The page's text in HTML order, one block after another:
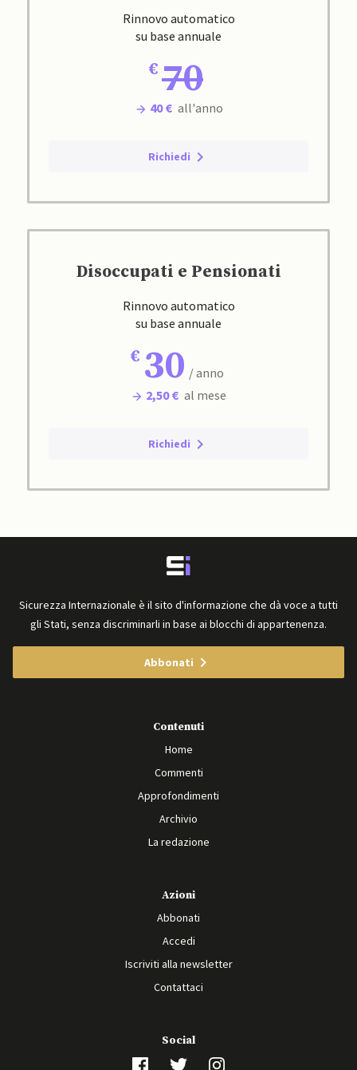
Rinnovo automatico
su base annuale
70
40 € all'anno
Richiedi
Disoccupati e Pensionati
Rinnovo automatico
su base annuale
30 / anno
2,50 € al mese
Richiedi
Sicurezza Internazionale è il sito d'informazione che dà voce a tutti
gli Stati, senza discriminarli in base ai blocchi di appartenenza.
Abbonati
Contenuti
Home
Commenti
Approfondimenti
Archivio
La redazione
Azioni
Abbonati
Accedi
Iscriviti alla newsletter
Contattaci
Social